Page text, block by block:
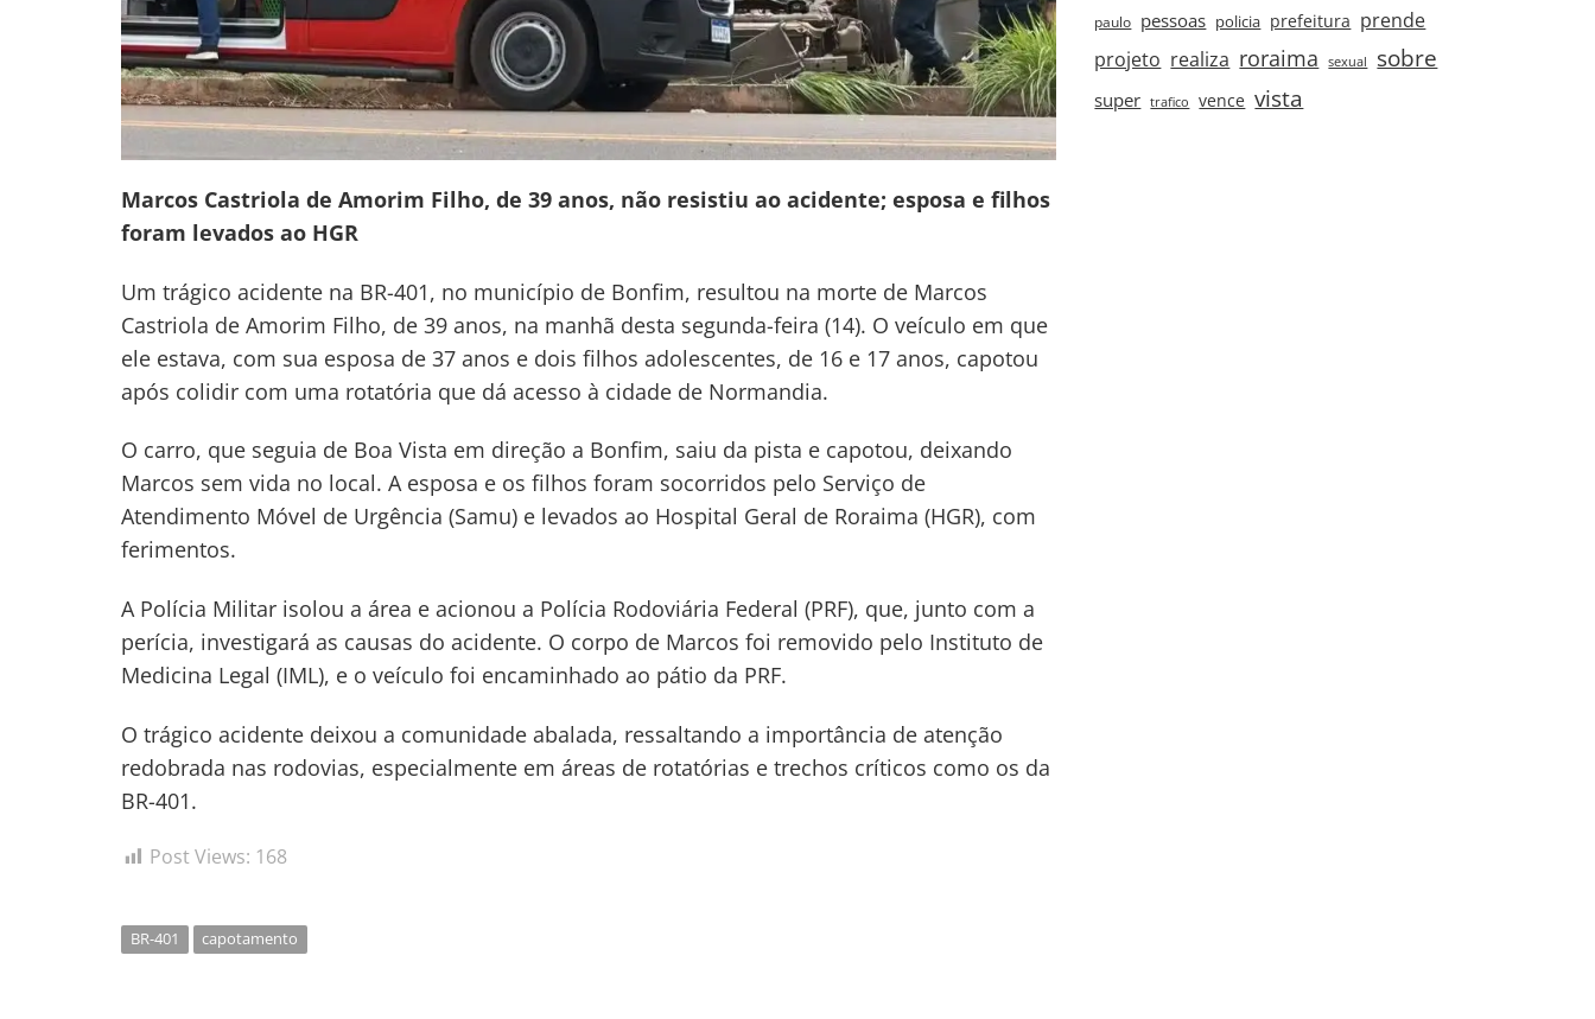
Marcos Castriola de Amorim Filho, de 39 anos, não resistiu ao acidente; esposa e filhos
foram levados ao HGR
Um trágico acidente na BR-401, no município de Bonfim, resultou na morte de Marcos
Castriola de Amorim Filho, de 39 anos, na manhã desta segunda-feira (14). O veículo em que
ele estava, com sua esposa de 37 anos e dois filhos adolescentes, de 16 e 17 anos, capotou
após colidir com uma rotatória que dá acesso à cidade de Normandia.
O carro, que seguia de Boa Vista em direção a Bonfim, saiu da pista e capotou, deixando
Marcos sem vida no local. A esposa e os filhos foram socorridos pelo Serviço de
Atendimento Móvel de Urgência (Samu) e levados ao Hospital Geral de Roraima (HGR), com
ferimentos.
A Polícia Militar isolou a área e acionou a Polícia Rodoviária Federal (PRF), que, junto com a
perícia, investigará as causas do acidente. O corpo de Marcos foi removido pelo Instituto de
Medicina Legal (IML), e o veículo foi encaminhado ao pátio da PRF.
O trágico acidente deixou a comunidade abalada, ressaltando a importância de atenção
redobrada nas rodovias, especialmente em áreas de rotatórias e trechos críticos como os da
BR-401.
Post Views: 168
BR-401 capotamento
paulo pessoas policia prefeitura prende
projeto realiza roraima sexual sobre
super trafico vence vista